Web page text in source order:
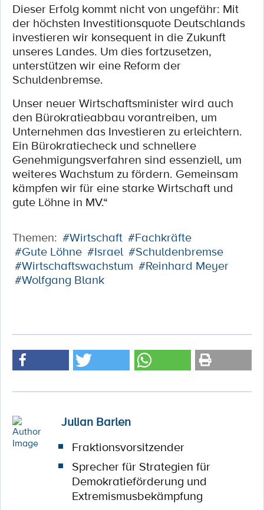
Dieser Erfolg kommt nicht von ungefähr: Mit
der höchsten Investitionsquote Deutschlands
investieren wir konsequent in die Zukunft
unseres Landes. Um dies fortzusetzen,
unterstützen wir eine Reform der
Schuldenbremse.
Unser neuer Wirtschaftsminister wird auch
den Bürokratieabbau vorantreiben, um
Unternehmen das Investieren zu erleichtern.
Ein Bürokratiecheck und schnellere
Genehmigungsverfahren sind essenziell, um
weiteres Wachstum zu fördern. Gemeinsam
kämpfen wir für eine starke Wirtschaft und
gute Löhne in MV.“
Themen: #Wirtschaft #Fachkräfte
#Gute Löhne #Israel #Schuldenbremse
#Wirtschaftswachstum #Reinhard Meyer
#Wolfgang Blank
Julian Barlen
Fraktionsvorsitzender
Sprecher für Strategien für
Demokratieförderung und
Extremismusbekämpfung